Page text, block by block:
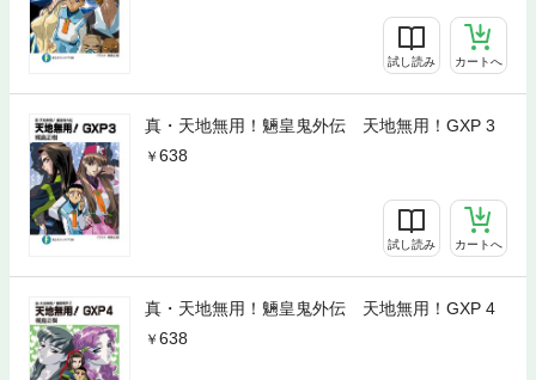
試し読み カートへ
真・天地無用！魎皇鬼外伝 天地無用！GXP 3
638
試し読み カートへ
真・天地無用！魎皇鬼外伝 天地無用！GXP 4
638